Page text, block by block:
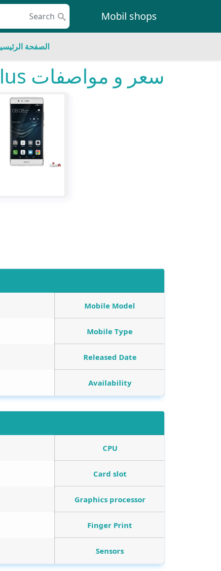
Main Navigation
Mobil shops
الصفحة
سعر و مواصفات Huawei P9 Plus
Mobile Model
Mobile Type
Released Date
Availability
CPU
Card slot
Graphics processor
Finger Print
Sensors